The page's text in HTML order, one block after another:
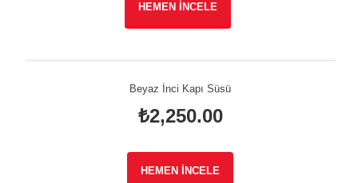
HEMEN İNCELE
Beyaz İnci Kapı Süsü
₺2,250.00
HEMEN İNCELE